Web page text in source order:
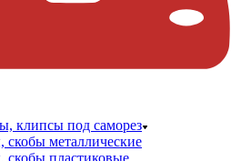
клипсы под саморез
металлические
пластиковые